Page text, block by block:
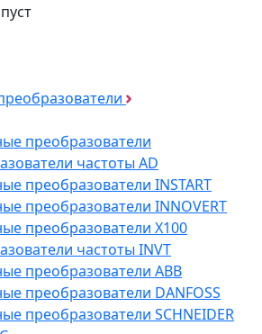
преобразователи
частоты AD
преобразователи INSTART
преобразователи INNOVERT
преобразователи Х100
частоты INVT
преобразователи ABB
преобразователи DANFOSS
преобразователи SCHNEIDER